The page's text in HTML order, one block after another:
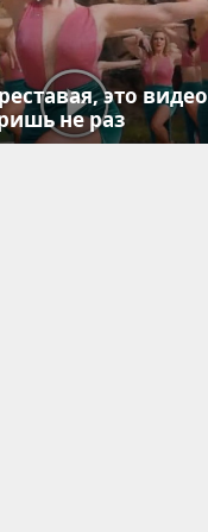
это видео
не раз